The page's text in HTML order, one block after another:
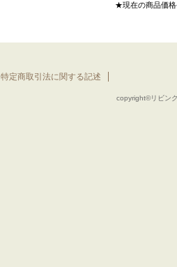
★現在の商品価格
copyright©リビン
特定商取引法に関する記述